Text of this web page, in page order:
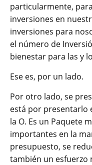
particularmente,
inversiones en
inversiones para
el número de
bienestar para las y
Ese es, por un lado.
Por otro lado, se
está por presentarlo
la O. Es un Paquete
importantes en la
presupuesto, se
también un esfuerzo